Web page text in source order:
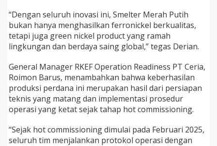
“Dengan seluruh inovasi ini, Smelter Merah Putih
bukan hanya menghasilkan ferronickel berkualitas,
tetapi juga green nickel product yang ramah
lingkungan dan berdaya saing global,” tegas Derian.
General Manager RKEF Operation Readiness PT Ceria,
Roimon Barus, menambahkan bahwa keberhasilan
produksi perdana ini merupakan hasil dari persiapan
teknis yang matang dan implementasi prosedur
operasi yang ketat sejak tahap hot commissioning.
“Sejak hot commissioning dimulai pada Februari 2025,
seluruh tim menjalankan protokol operasi dengan